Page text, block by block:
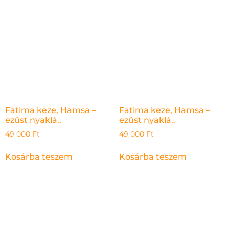
Fatima keze, Hamsa –
ezüst nyaklá..
49 000 Ft
Kosárba teszem
Fatima keze, Hamsa –
ezüst nyaklá..
49 000 Ft
Kosárba teszem